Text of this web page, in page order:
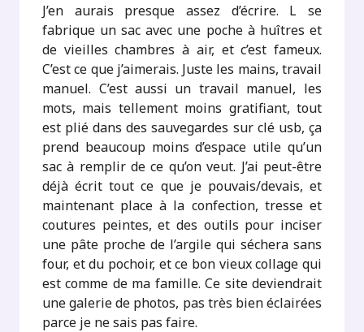
J’en aurais presque assez d’écrire. L se
fabrique un sac avec une poche à huîtres et
de vieilles chambres à air, et c’est fameux.
C’est ce que j’aimerais. Juste les mains, travail
manuel. C’est aussi un travail manuel, les
mots, mais tellement moins gratifiant, tout
est plié dans des sauvegardes sur clé usb, ça
prend beaucoup moins d’espace utile qu’un
sac à remplir de ce qu’on veut. J’ai peut-être
déjà écrit tout ce que je pouvais/devais, et
maintenant place à la confection, tresse et
coutures peintes, et des outils pour inciser
une pâte proche de l’argile qui séchera sans
four, et du pochoir, et ce bon vieux collage qui
est comme de ma famille. Ce site deviendrait
une galerie de photos, pas très bien éclairées
parce je ne sais pas faire.